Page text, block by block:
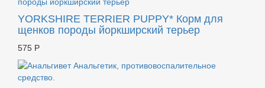
YORKSHIRE TERRIER PUPPY* Корм для
щенков породы йоркширский терьер
575 Р